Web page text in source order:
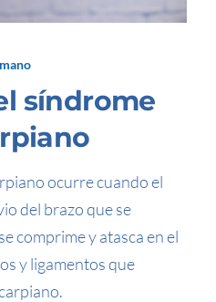
síndrome
ocurre cuando el
del brazo que se
comprime y atasca en el
y ligamentos que